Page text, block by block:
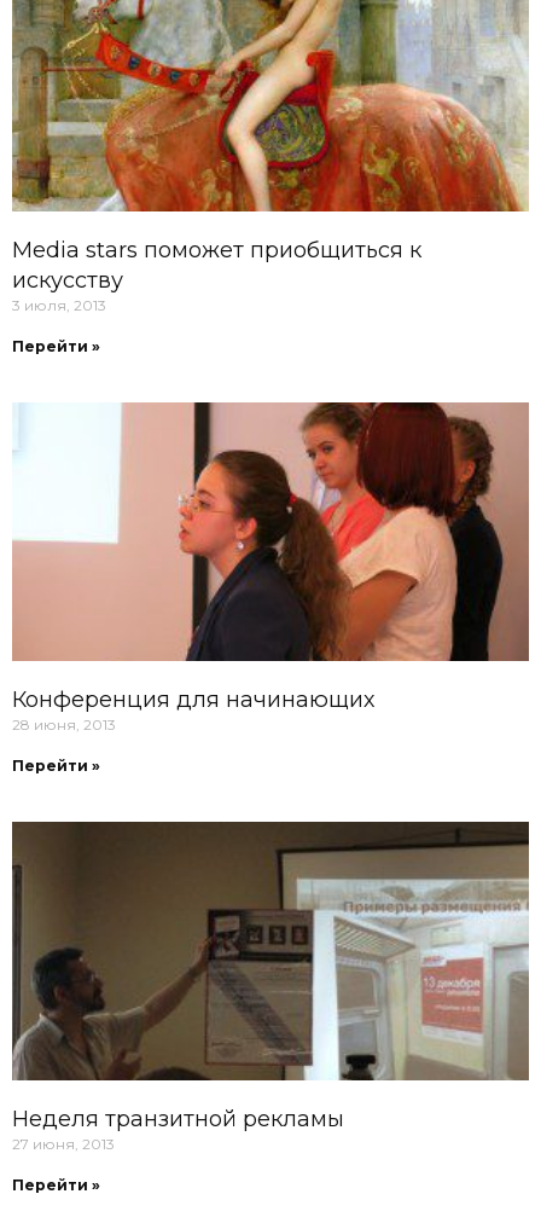
Media stars поможет приобщиться к
искусству
3 июля, 2013
Перейти »
Конференция для начинающих
28 июня, 2013
Перейти »
Неделя транзитной рекламы
27 июня, 2013
Перейти »